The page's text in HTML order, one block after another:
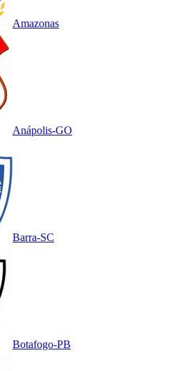
Amazonas
Anápolis-GO
Barra-SC
Botafogo-PB